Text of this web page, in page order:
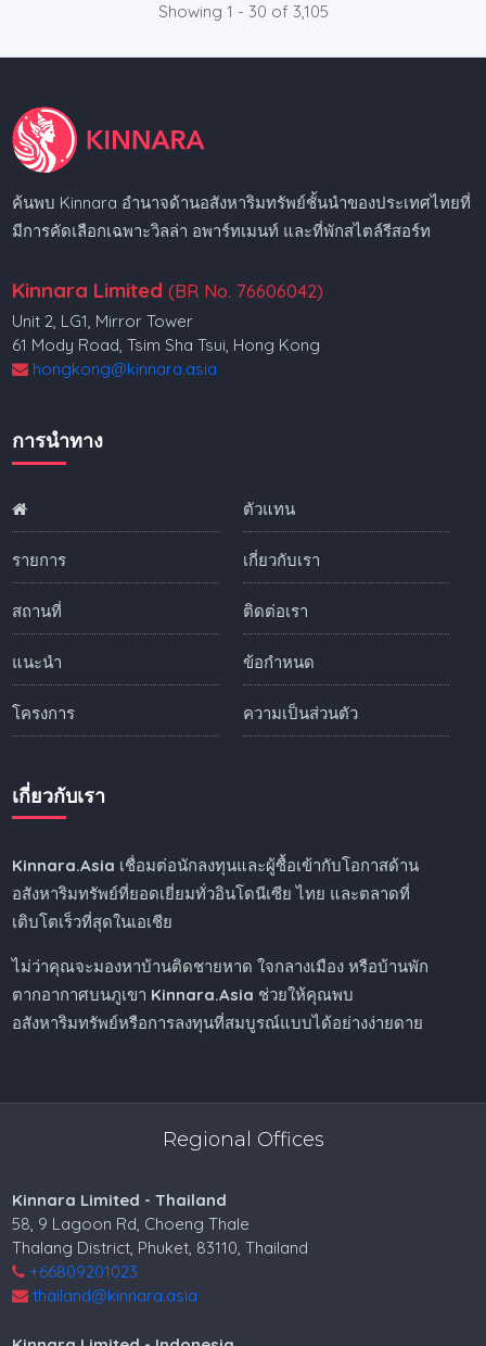
Showing 1 - 30 of 3,105
การยินยอมคุกกี้
เราใช้คุกกี้เพื่อปรับปรุงประสบการณ์การท่องเว็บของคุณใน
เสมอ
โปรดดูที่ของเรา
นโยบายความเป็นส่วนตัว
Essential Cookies
Required for the website to function properly.
Accept
ค้นพบ Kinnara อำนาจด้านอสังหาริมทรัพย์ชั้นนำของประเทศไทยที่
มีการคัดเลือกเฉพาะวิลล่า อพาร์ทเมนท์ และที่พักสไตล์รีสอร์ท
Kinnara Limited (BR No. 76606042)
Unit 2, LG1, Mirror Tower
61 Mody Road, Tsim Sha Tsui, Hong Kong
hongkong@kinnara.asia
การนำทาง
รายการ
สถานที่
แนะนำ
โครงการ
ตัวแทน
เกี่ยวกับเรา
ติดต่อเรา
ข้อกำหนด
ความเป็นส่วนตัว
เกี่ยวกับเรา
Kinnara.Asia เชื่อมต่อนักลงทุนและผู้ซื้อเข้ากับโอกาสด้าน
อสังหาริมทรัพย์ที่ยอดเยี่ยมทั่วอินโดนีเซีย ไทย และตลาดที่
เติบโตเร็วที่สุดในเอเชีย
ไม่ว่าคุณจะมองหาบ้านติดชายหาด ใจกลางเมือง หรือบ้านพัก
ตากอากาศบนภูเขา Kinnara.Asia ช่วยให้คุณพบ
อสังหาริมทรัพย์หรือการลงทุนที่สมบูรณ์แบบได้อย่างง่ายดาย
Regional Offices
Kinnara Limited - Thailand
58, 9 Lagoon Rd, Choeng Thale
Thalang District, Phuket, 83110, Thailand
+66809201023
thailand@kinnara.asia